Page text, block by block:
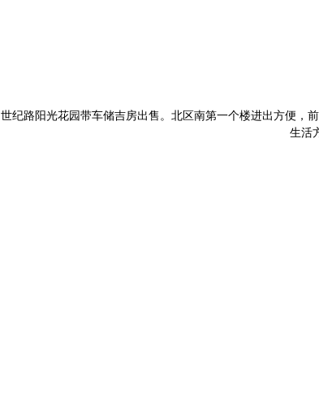
世纪路阳光花园带车储吉房出售。北区南第一个楼进出方便，
生活